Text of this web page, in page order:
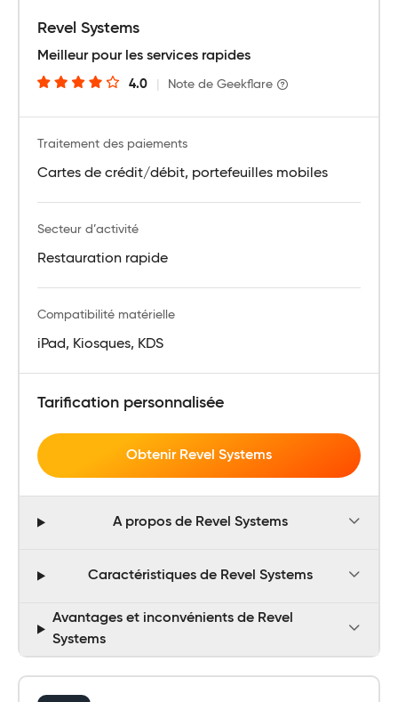
Revel Systems
Meilleur pour les services rapides
4.0 Note de Geekflare
Traitement des paiements
Cartes de crédit/débit, portefeuilles mobiles
Secteur d’activité
Restauration rapide
Compatibilité matérielle
iPad, Kiosques, KDS
Tarification personnalisée
Obtenir Revel Systems
A propos de Revel Systems
Caractéristiques de Revel Systems
Avantages et inconvénients de Revel
Systems